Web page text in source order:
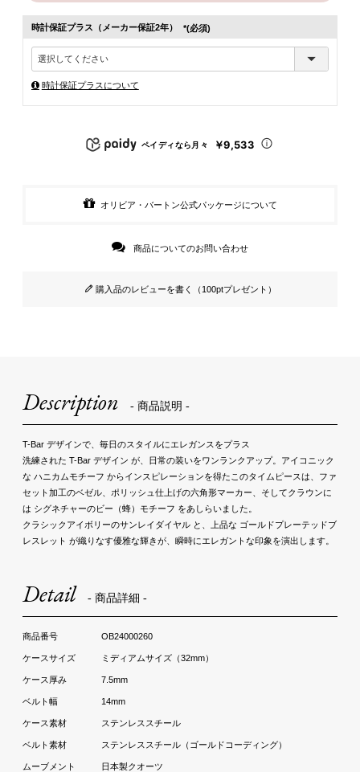
時計保証プラス（メーカー保証2年） (必須)
時計保証プラスについて
ペイディなら月々 ￥9,533
オリビア・バートン公式パッケージについて
商品についてのお問い合わせ
購入品のレビューを書く（100ptプレゼント）
Description - 商品説明 -
T-Bar デザインで、毎日のスタイルにエレガンスをプラス
洗練された T-Bar デザイン が、日常の装いをワンランクアップ。アイコニック
な ハニカムモチーフ からインスピレーションを得たこのタイムピースは、ファ
セット加工のベゼル、ポリッシュ仕上げの六角形マーカー、そしてクラウンに
は シグネチャーのビー（蜂）モチーフ をあしらいました。
クラシックアイボリーのサンレイダイヤル と、上品な ゴールドプレーテッドブ
レスレット が織りなす優雅な輝きが、瞬時にエレガントな印象を演出します。
Detail - 商品詳細 -
OB24000260
ミディアムサイズ（32mm）
7.5mm
14mm
ステンレススチール
ステンレススチール（ゴールドコーディング）
日本製クオーツ